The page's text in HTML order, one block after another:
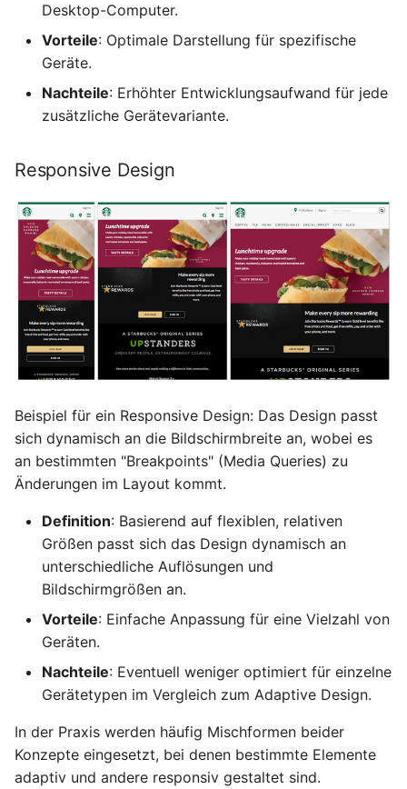
6.3.5 Selbsttest zu
Erweiterung der CSS-
Formatierung
6.4 Positionieren von CSS-
6.4.1 Größe von Elementen
6.4.2 Positionierung von
Elementen
6.4.3 Anzeigeoptionen für
Elemente
6.4.4 Rahmengestaltung
(`margin`)
6.4.6 Innenabstand
(`padding`)
6.4.7 Formulare formatieren
6.4.8 Das Box-Modell
6.4.9 CSS Float
6.4.10 CSS Flexbox –
Basiskonzept
6.4.11 CSS Flexbox –
Verteilung auf Hauptachse
und Querachse
7.6 Zusammenfassung
Kapitel JavaScript
Desktop-Computer.
Vorteile: Optimale Darstellung für spezifische
Geräte.
Nachteile: Erhöhter Entwicklungsaufwand für jede
zusätzliche Gerätevariante.
Responsive Design
Beispiel für ein Responsive Design: Das Design passt
sich dynamisch an die Bildschirmbreite an, wobei es
an bestimmten "Breakpoints" (Media Queries) zu
Änderungen im Layout kommt.
Definition: Basierend auf flexiblen, relativen
Größen passt sich das Design dynamisch an
unterschiedliche Auflösungen und
Bildschirmgrößen an.
Vorteile: Einfache Anpassung für eine Vielzahl von
Geräten.
Nachteile: Eventuell weniger optimiert für einzelne
Gerätetypen im Vergleich zum Adaptive Design.
In der Praxis werden häufig Mischformen beider
Konzepte eingesetzt, bei denen bestimmte Elemente
adaptiv und andere responsiv gestaltet sind.